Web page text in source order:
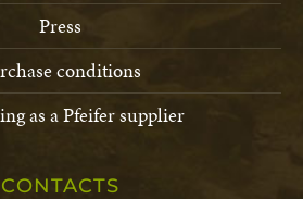
Press
conditions
as a Pfeifer supplier
CONTACTS